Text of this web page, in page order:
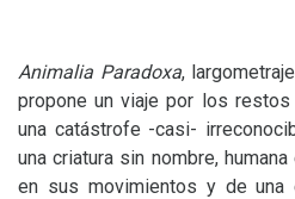
Animalia Paradoxa,
propone un viaje por los
una catástrofe -casi-
una criatura sin nombre,
en sus movimientos y de una